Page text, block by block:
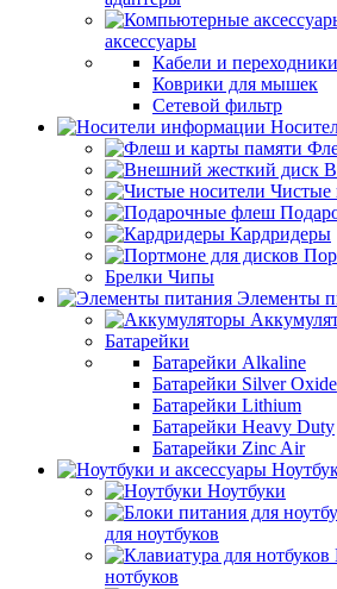
аксессуары
Кабели и переходники
Коврики для мышек
Сетевой фильтр
Чистые
Кардридеры
Брелки Чипы
Элементы
Батарейки
Батарейки Alkaline
Батарейки Silver Oxide
Батарейки Lithium
Батарейки Heavy Duty
Батарейки Zinc Air
Ноутбуки
для ноутбуков
нотбуков